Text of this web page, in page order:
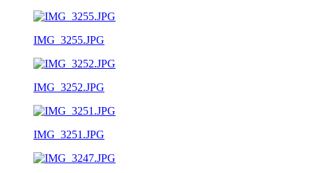
IMG_3255.JPG
IMG_3252.JPG
IMG_3251.JPG